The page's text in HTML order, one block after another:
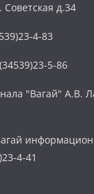
Советская д.34
4-83
5-86
"Вагай" А.В.
4-41